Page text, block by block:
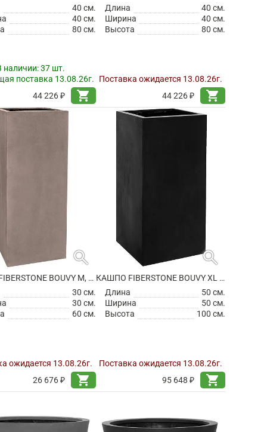
40 см.
40 см.
80 см.
наличии:37 шт.
поставка 13.08.26г.
44 226 ₽
shopping_cart
Длина
40 см.
Ширина
40 см.
Высота
80 см.
Поставка ожидается 13.08.26г.
44 226 ₽
shopping_cart
search
КАШПО FIBERSTONE BOUVY M, TAUPE
30 см.
30 см.
60 см.
ожидается 13.08.26г.
26 676 ₽
shopping_cart
search
КАШПО FIBERSTONE BOUVY XL BLACK
Длина
50 см.
Ширина
50 см.
Высота
100 см.
Поставка ожидается 13.08.26г.
95 648 ₽
shopping_cart